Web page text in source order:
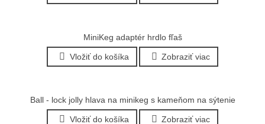
MiniKeg adaptér hrdlo fľaš
Vložiť do košíka Zobraziť viac
Ball - lock jolly hlava na minikeg s kameňom na sýtenie
Vložiť do košíka Zobraziť viac